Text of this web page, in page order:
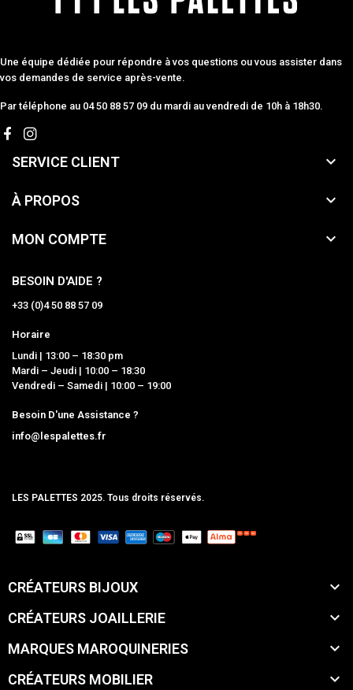
Une équipe dédiée pour répondre à vos questions ou vous assister dans
vos demandes de service après-vente.
Par téléphone au 04 50 88 57 09 du mardi au vendredi de 10h à 18h30.
SERVICE CLIENT 
À PROPOS 
MON COMPTE 
BESOIN D'AIDE ?
+33 (0)4 50 88 57 09
Horaire
Lundi | 13:00 – 18:30 pm
Mardi – Jeudi | 10:00 – 18:30
Vendredi – Samedi | 10:00 – 19:00
Besoin D'une Assistance ?
info@lespalettes.fr
LES PALETTES 2025. Tous droits réservés.
CRÉATEURS BIJOUX 
CRÉATEURS JOAILLERIE 
MARQUES MAROQUINERIES 
CRÉATEURS MOBILIER 